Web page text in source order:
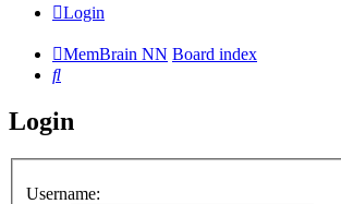
Login
MemBrain NN Board index
Search
Login
Username: